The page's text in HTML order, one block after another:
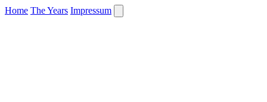
Home The Years Impressum